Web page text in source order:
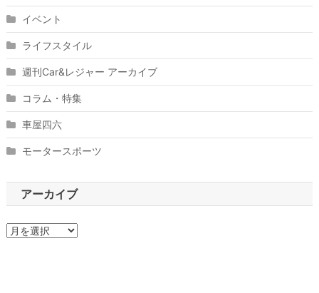
イベント
ライフスタイル
週刊Car&レジャー アーカイブ
コラム・特集
車屋四六
モータースポーツ
アーカイブ
ア